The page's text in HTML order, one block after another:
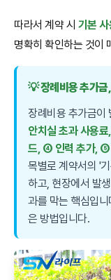
따라서 계약 시 기본
명확히 확인하는 것이
💡 장례비용 추가
장례비용 추가금이
안치실 초과 사용
드, ④ 인력 추가, ⑤
목별로 계약서의 '
하고, 현장에서 발
과를 막는 핵심입
은 방법입니다.